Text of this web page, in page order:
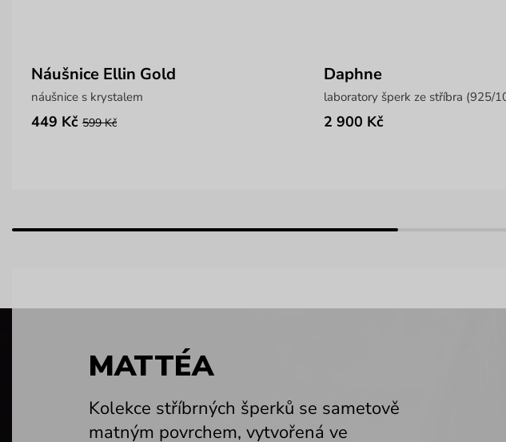
Náušnice Ellin Gold
náušnice s krystalem
449 Kč 599 Kč
Daphne
2 900 Kč
MATTÉA
Kolekce stříbrných šperků se sametově
matným povrchem, vytvořená ve